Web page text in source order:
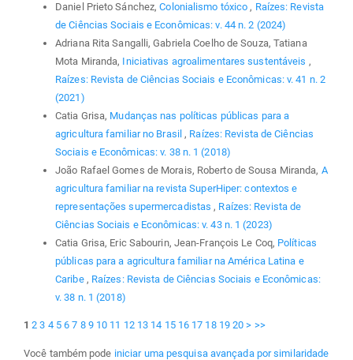
Daniel Prieto Sánchez,Colonialismo tóxico, Raízes: Revista
de Ciências Sociais e Econômicas: v. 44 n. 2 (2024)
Adriana Rita Sangalli, Gabriela Coelho de Souza, Tatiana
Mota Miranda, Iniciativas agroalimentares sustentáveis ,
Raízes: Revista de Ciências Sociais e Econômicas: v. 41 n. 2
(2021)
Catia Grisa, Mudanças nas políticas públicas para a
agricultura familiar no Brasil, Raízes: Revista de Ciências
Sociais e Econômicas: v. 38 n. 1 (2018)
João Rafael Gomes de Morais, Roberto de Sousa Miranda, A
agricultura familiar na revista SuperHiper: contextos e
representações supermercadistas, Raízes: Revista de
Ciências Sociais e Econômicas: v. 43 n. 1 (2023)
Catia Grisa, Eric Sabourin, Jean-François Le Coq, Políticas
públicas para a agricultura familiar na América Latina e
Caribe , Raízes: Revista de Ciências Sociais e Econômicas:
v. 38 n. 1 (2018)
1 2 3 4 5 6 7 8 9 10 11 12 13 14 15 16 17 18 19 20 > >>
Você também pode iniciar uma pesquisa avançada por similaridade